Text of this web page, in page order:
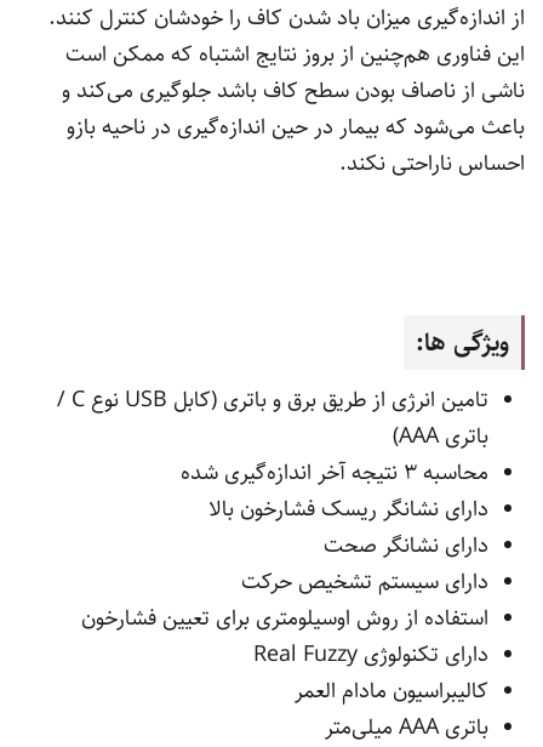
از اندازە‌گیری میزان باد شدن کاف را خودشان کنترل کنند.
این فناوری هم‌چنین از بروز نتایج اشتباه که ممکن است
ناشی از ناصاف بودن سطح کاف باشد جلوگیری می‌کند و
باعث می‌شود که بیمار در حین اندازە‌گیری در ناحیه بازو
احساس ناراحتی نکند.
ویژگی ها:
تامین انرژی از طریق برق و باتری (کابل USB نوع C /
باتری AAA)
محاسبه ۳ نتیجه آخر اندازه‌گیری شده
دارای نشانگر ریسک فشارخون بالا
دارای نشانگر صحت
دارای سیستم تشخیص حرکت
استفاده از روش اوسیلومتری برای تعیین فشارخون
دارای تکنولوژی Real Fuzzy
کالیبراسیون مادام العمر
باتری AAA میلی‌متر